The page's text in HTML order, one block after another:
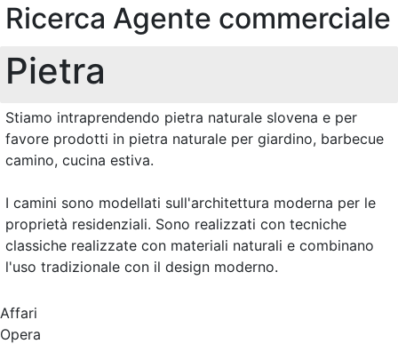
Ricerca Agente commerciale
Pietra
Stiamo intraprendendo pietra naturale slovena e per
favore prodotti in pietra naturale per giardino, barbecue
camino, cucina estiva.
I camini sono modellati sull'architettura moderna per le
proprietà residenziali. Sono realizzati con tecniche
classiche realizzate con materiali naturali e combinano
l'uso tradizionale con il design moderno.
Affari
Opera